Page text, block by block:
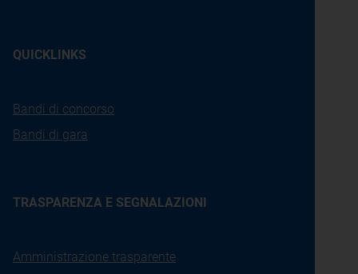
QUICKLINKS
Bandi di concorso
Bandi di gara
TRASPARENZA E SEGNALAZIONI
Amministrazione trasparente